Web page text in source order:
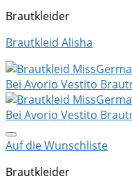
Brautkleider
Brautkleid Alisha
Auf die Wunschliste
Brautkleider